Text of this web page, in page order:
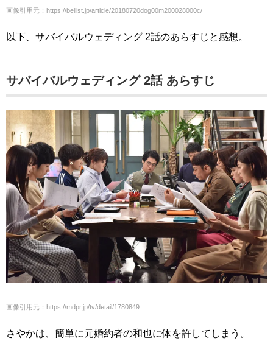
画像引用元：https://bellist.jp/article/20180720dog00m200028000c/
以下、サバイバルウェディング 2話のあらすじと感想。
サバイバルウェディング 2話 あらすじ
画像引用元：https://mdpr.jp/tv/detail/1780849
さやかは、簡単に元婚約者の和也に体を許してしまう。